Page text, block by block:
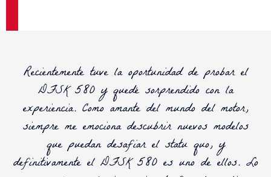
Recientemente tuve la oportunidad de probar el
DFSK 580 y quedé sorprendido con la
experiencia. Como amante del mundo del motor,
siempre me emociona descubrir nuevos modelos
que puedan desafiar el statu quo, y
definitivamente el DFSK 580 es uno de ellos. Lo